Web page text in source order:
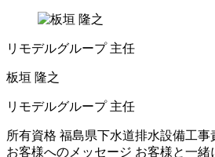
リモデルグループ 主任
板垣 隆之
リモデルグループ 主任
所有資格 福島県下水道排水設備工
お客様へのメッセージ お客様と一緒